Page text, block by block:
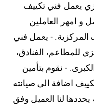
يعمل فني تكييف
و امهر العاملين
المركزية. - يعمل فني
للمطاعم، الفنادق،
- نقوم بتأمين
اضافة الى صيانته
لنا العميل وفق